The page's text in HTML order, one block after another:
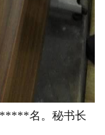
名。秘书长